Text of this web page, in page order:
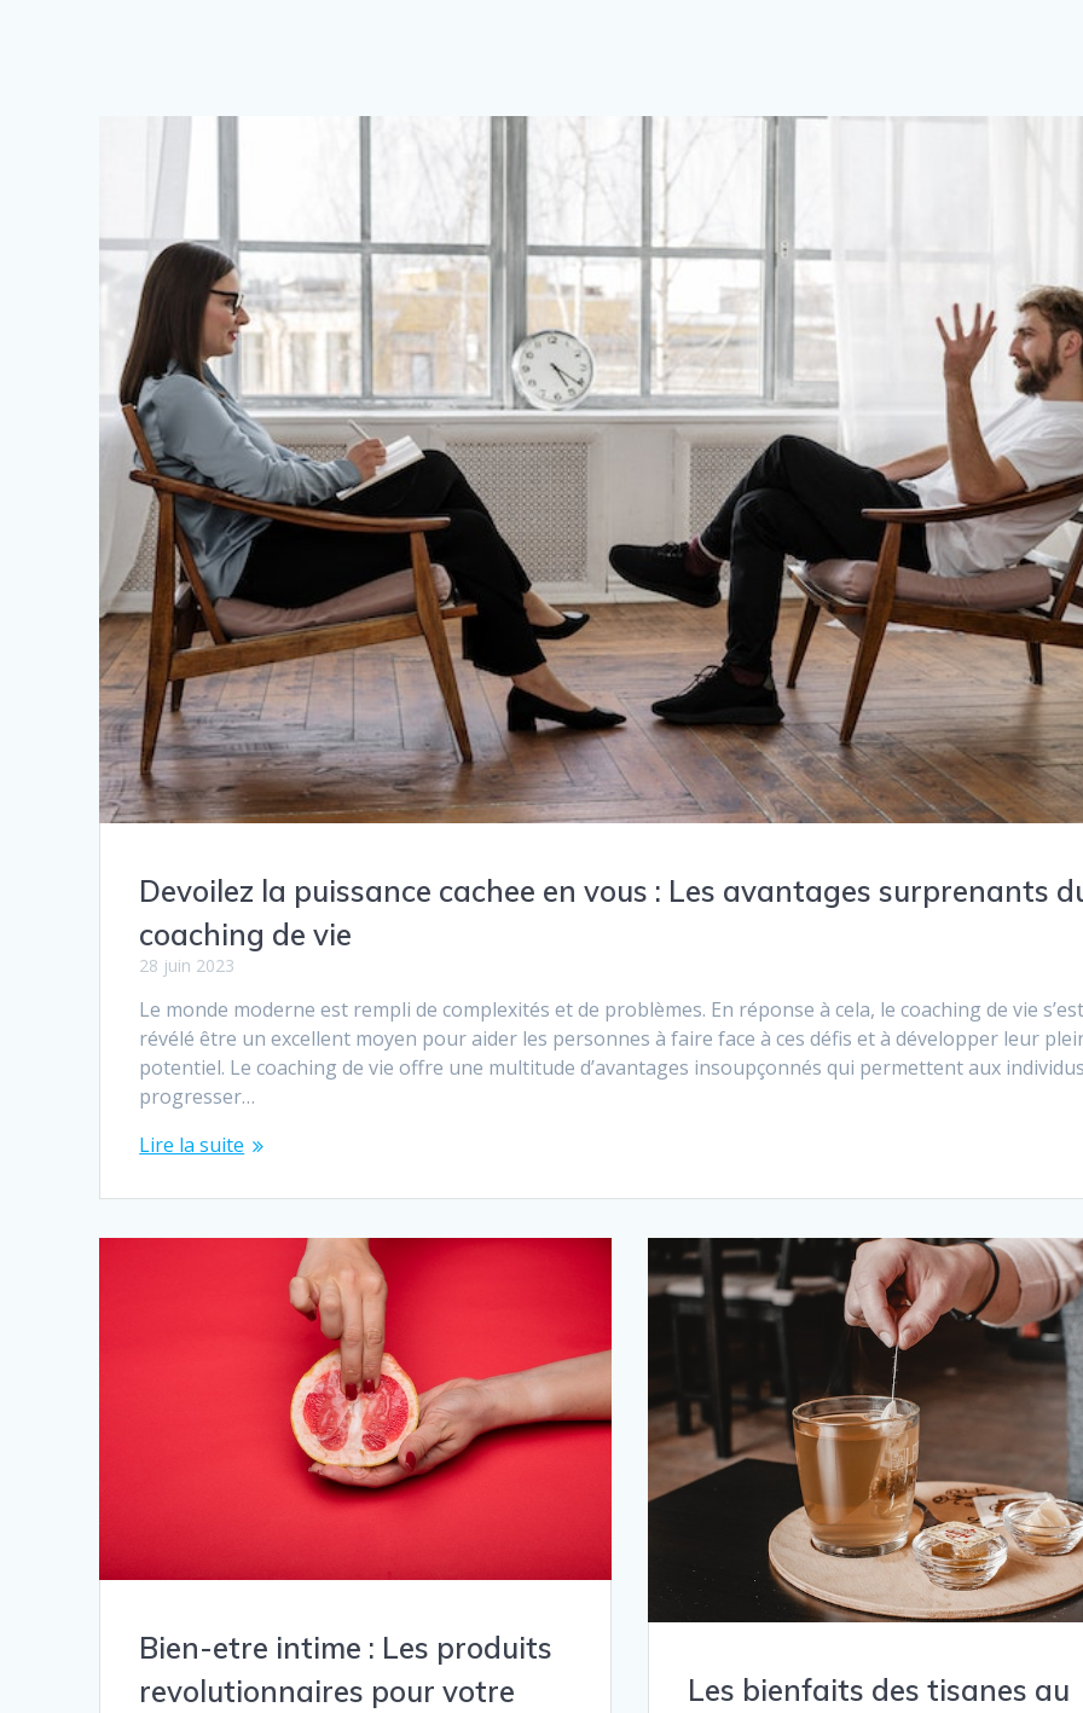
Devoilez la puissance cachee en vous : Les avantages surprenants
coaching de vie
28 juin 2023
Le monde moderne est rempli de complexités et de problèmes. En réponse à cela, le coaching de vie
révélé être un excellent moyen pour aider les personnes à faire face à ces défis et à développer leur
potentiel. Le coaching de vie offre une multitude d’avantages insoupçonnés qui permettent aux
progresser…
Lire la suite
Bien-etre intime : Les produits
revolutionnaires pour votre
Les bienfaits des tisanes au